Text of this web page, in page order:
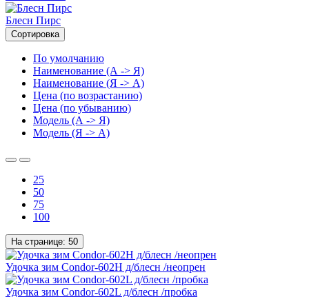
Блесн Пирс
Сортировка
По умолчанию
Наименование (А -> Я)
Наименование (Я -> А)
Цена (по возрастанию)
Цена (по убыванию)
Модель (А -> Я)
Модель (Я -> А)
25
50
75
100
На странице: 50
Удочка зим Condor-602H д/блесн /неопрен
Удочка зим Condor-602L д/блесн /пробка